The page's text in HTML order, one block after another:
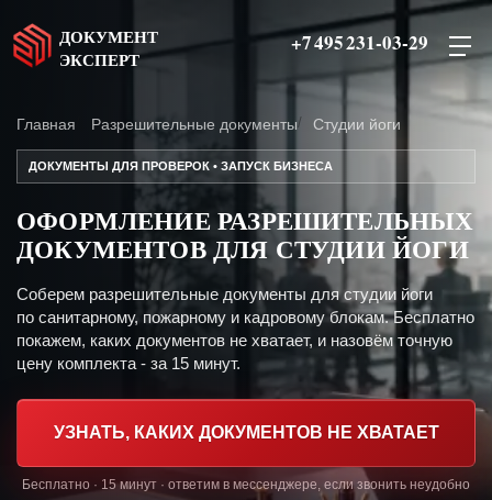
ДОКУМЕНТ
ЭКСПЕРТ
+7 495 231-03-29
Главная Разрешительные документы Студии йоги
ДОКУМЕНТЫ ДЛЯ ПРОВЕРОК • ЗАПУСК БИЗНЕСА
ОФОРМЛЕНИЕ РАЗРЕШИТЕЛЬНЫХ
ДОКУМЕНТОВ ДЛЯ СТУДИИ ЙОГИ
Соберем разрешительные документы для студии йоги
по санитарному, пожарному и кадровому блокам. Бесплатно
покажем, каких документов не хватает, и назовём точную
цену комплекта - за 15 минут.
УЗНАТЬ, КАКИХ ДОКУМЕНТОВ НЕ ХВАТАЕТ
Бесплатно · 15 минут · ответим в мессенджере, если звонить неудобно